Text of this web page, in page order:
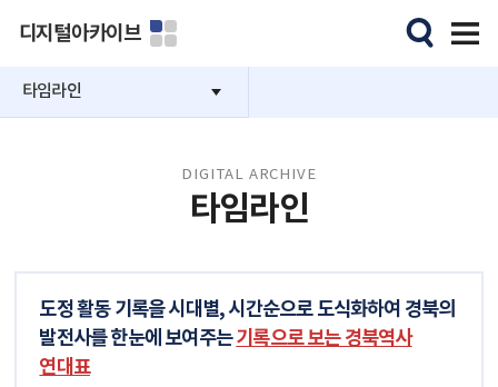
디지털아카이브
타임라인
DIGITAL ARCHIVE
타임라인
도정 활동 기록을 시대별, 시간순으로 도식화하여 경북의
발전사를 한눈에 보여주는기록으로 보는 경북역사
연대표